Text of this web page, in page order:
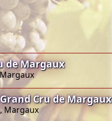
de Margaux
Cru de Margaux
Margaux